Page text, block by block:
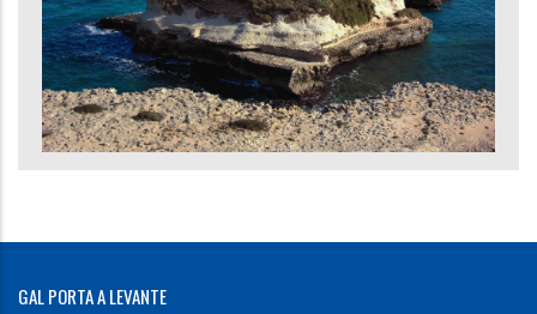
GAL PORTA A LEVANTE